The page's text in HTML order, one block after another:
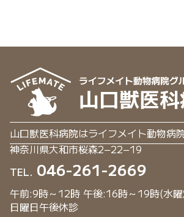
山口獣医科病院はライフメイト動物病
神奈川県大和市桜森2−22−19
TEL. 046-261-2669
午前:9時～12時 午後:16時～19時(水
日曜日午後休診